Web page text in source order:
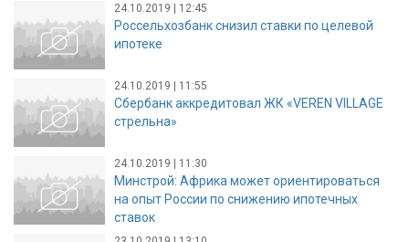
24.10.2019 | 12:45
Россельхозбанк снизил ставки по целевой
ипотеке
24.10.2019 | 11:55
Сбербанк аккредитовал ЖК «VEREN VILLAGE
стрельна»
24.10.2019 | 11:30
Минстрой: Африка может ориентироваться
на опыт России по снижению ипотечных
ставок